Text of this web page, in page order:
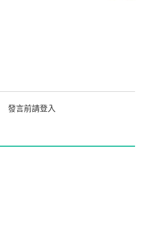
發言前請登入